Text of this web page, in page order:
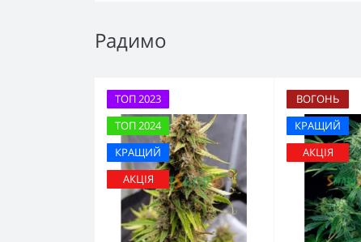
Радимо
ТОП 2023
ТОП 2024
КРАЩИЙ
АКЦІЯ
ВОГОНЬ
КРАЩИЙ
АКЦІЯ